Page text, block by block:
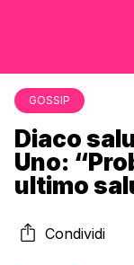
GOSSIP
Diaco
Uno:
ultimo
Condividi